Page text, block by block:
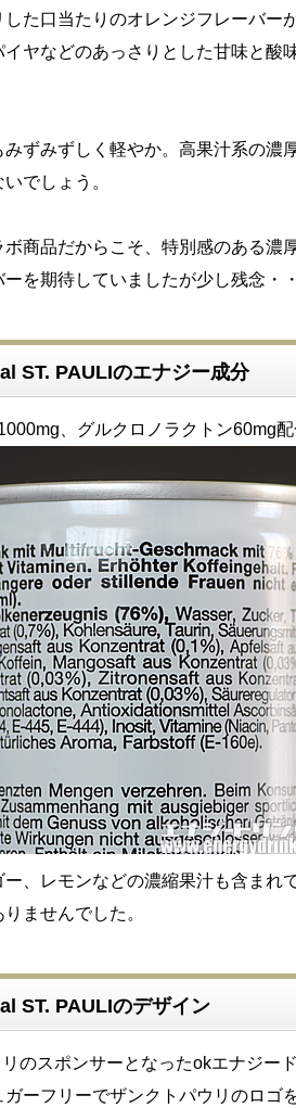
た口当たりのオレンジフレーバー
ヤなどのあっさりとした甘味と酸
ずみずしく軽やか。高果汁系の濃
でしょう。
商品だからこそ、特別感のある濃
ーを期待していましたが少し残念・
ST. PAULIのエナジー成分
、グルクロノラクトン60mg配
、レモンなどの濃縮果汁も含まれ
ませんでした。
ST. PAULIのデザイン
のスポンサーとなったokエナジー
ーフリーでザンクトパウリのロゴ